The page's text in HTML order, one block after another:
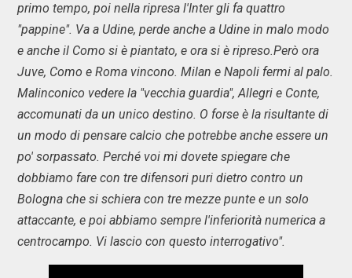
primo tempo, poi nella ripresa l'Inter gli fa quattro
"pappine". Va a Udine, perde anche a Udine in malo modo
e anche il Como si è piantato, e ora si è ripreso.Però ora
Juve, Como e Roma vincono. Milan e Napoli fermi al palo.
Malinconico vedere la "vecchia guardia", Allegri e Conte,
accomunati da un unico destino. O forse è la risultante di
un modo di pensare calcio che potrebbe anche essere un
po' sorpassato. Perché voi mi dovete spiegare che
dobbiamo fare con tre difensori puri dietro contro un
Bologna che si schiera con tre mezze punte e un solo
attaccante, e poi abbiamo sempre l'inferiorità numerica a
centrocampo. Vi lascio con questo interrogativo".